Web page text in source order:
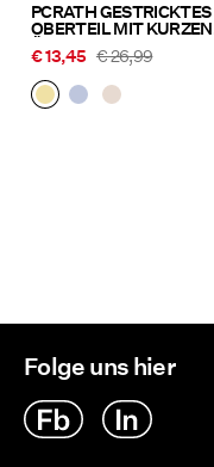
PCRATH GESTRICKTES
OBERTEIL MIT KURZEN
ÄRMELN
€ 13,45 € 26,99
Folge uns hier